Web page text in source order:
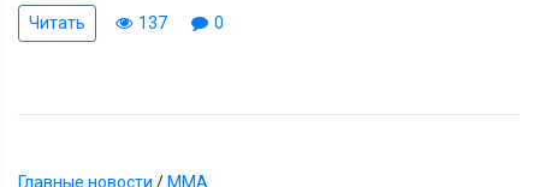
Читать 137 0
Главные новости / ММА